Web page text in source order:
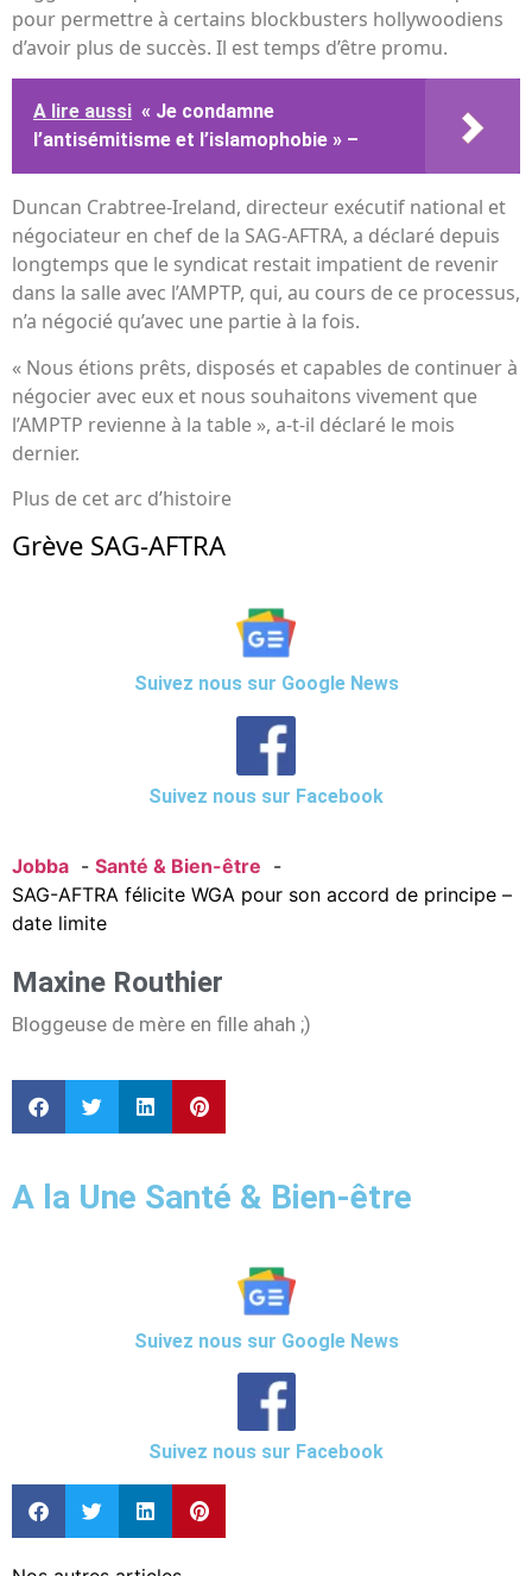
pour permettre à certains blockbusters hollywoodiens
d’avoir plus de succès. Il est temps d’être promu.
A lire aussi « Je condamne
l’antisémitisme et l’islamophobie » –
Duncan Crabtree-Ireland, directeur exécutif national et
négociateur en chef de la SAG-AFTRA, a déclaré depuis
longtemps que le syndicat restait impatient de revenir
dans la salle avec l’AMPTP, qui, au cours de ce processus,
n’a négocié qu’avec une partie à la fois.
« Nous étions prêts, disposés et capables de continuer à
négocier avec eux et nous souhaitons vivement que
l’AMPTP revienne à la table », a-t-il déclaré le mois
dernier.
Plus de cet arc d’histoire
Grève SAG-AFTRA
Suivez nous sur Google News
Suivez nous sur Facebook
Jobba
Santé & Bien-être
SAG-AFTRA félicite WGA pour son accord de principe –
date limite
Maxine Routhier
Bloggeuse de mère en fille ahah ;)
A la Une Santé & Bien-être
Suivez nous sur Google News
Suivez nous sur Facebook